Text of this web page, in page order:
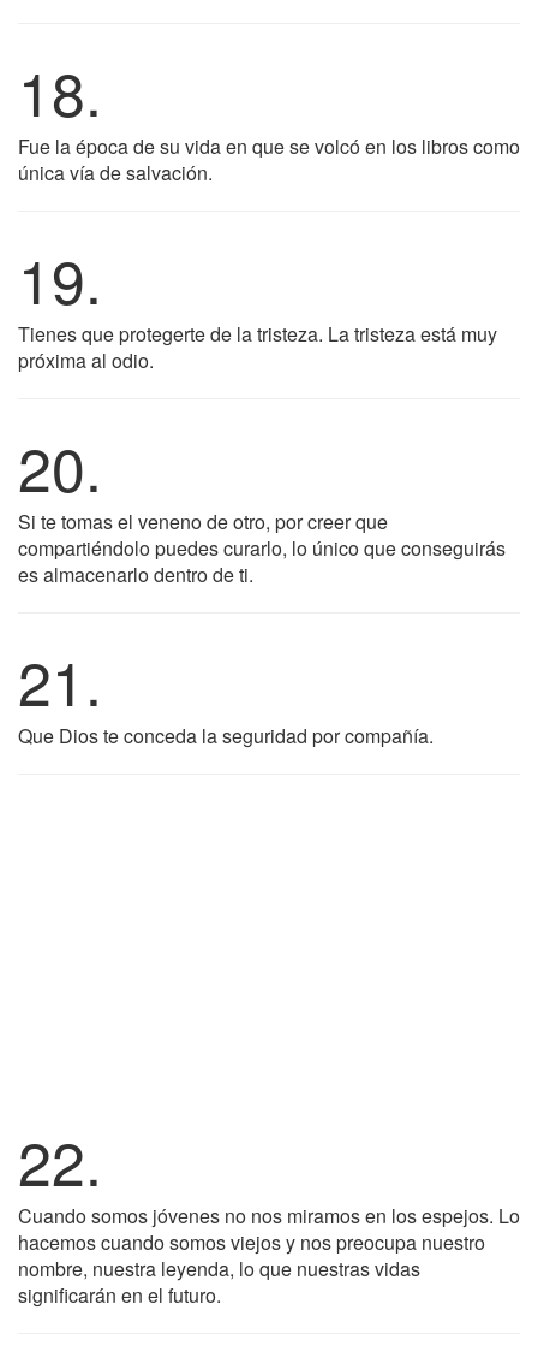
18.
Fue la época de su vida en que se volcó en los libros como
única vía de salvación.
19.
Tienes que protegerte de la tristeza. La tristeza está muy
próxima al odio.
20.
Si te tomas el veneno de otro, por creer que
compartiéndolo puedes curarlo, lo único que conseguirás
es almacenarlo dentro de ti.
21.
Que Dios te conceda la seguridad por compañía.
22.
Cuando somos jóvenes no nos miramos en los espejos. Lo
hacemos cuando somos viejos y nos preocupa nuestro
nombre, nuestra leyenda, lo que nuestras vidas
significarán en el futuro.